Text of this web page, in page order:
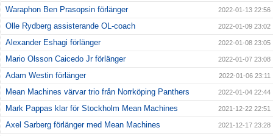
Waraphon Ben Prasopsin förlänger 2022-01-13 22:56
Olle Rydberg assisterande OL-coach 2022-01-09 23:02
Alexander Eshagi förlänger 2022-01-08 23:05
Mario Olsson Caicedo Jr förlänger 2022-01-07 23:08
Adam Westin förlänger 2022-01-06 23:11
Mean Machines värvar trio från Norrköping Panthers 2022-01-04 22:44
Mark Pappas klar för Stockholm Mean Machines 2021-12-22 22:51
Axel Sarberg förlänger med Mean Machines 2021-12-17 23:28